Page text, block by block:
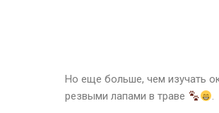
Но еще больше, чем изучать
резвыми лапами в траве
.